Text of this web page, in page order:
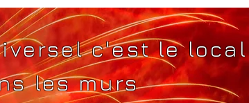
c'est le local
les murs